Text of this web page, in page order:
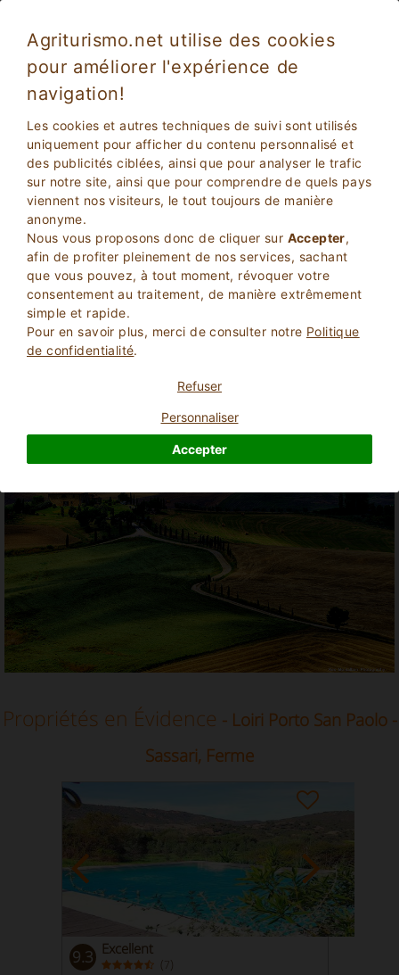
Agriturismo.net utilise des cookies
pour améliorer l'expérience de
navigation!
Les cookies et autres techniques de suivi sont utilisés
uniquement pour afficher du contenu personnalisé et
des publicités ciblées, ainsi que pour analyser le trafic
sur notre site, ainsi que pour comprendre de quels pays
viennent nos visiteurs, le tout toujours de manière
anonyme.
Nous vous proposons donc de cliquer sur Accepter,
afin de profiter pleinement de nos services, sachant
que vous pouvez, à tout moment, révoquer votre
consentement au traitement, de manière extrêmement
simple et rapide.
Pour en savoir plus, merci de consulter notre Politique
de confidentialité.
Refuser
Personnaliser
Accepter
2 Adultes
0 Enfants RECHERCHEZ
Homepage Ferme Sardaigne
Ferme en Loiri Porto San Paolo, Sassari, Sardaigne
Propriétés en Évidence - Loiri Porto San Paolo -
Sassari, Ferme
9.3 Excellent
( 7 )